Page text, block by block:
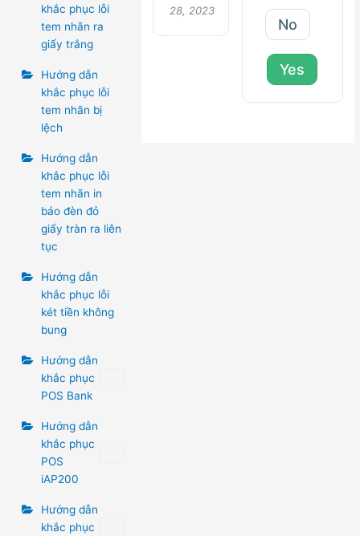
khắc phục lỗi
tem nhãn ra
giấy trắng
Hướng dẫn
khắc phục lỗi
tem nhãn bị
lệch
Hướng dẫn
khắc phục lỗi
tem nhãn in
báo đèn đỏ
giấy tràn ra liên
tục
Hướng dẫn
khắc phục lỗi
két tiền không
bung
Hướng dẫn
khắc phục
POS Bank
Hướng dẫn
khắc phục
POS
iAP200
Hướng dẫn
khắc phục
28, 2023
No
Yes